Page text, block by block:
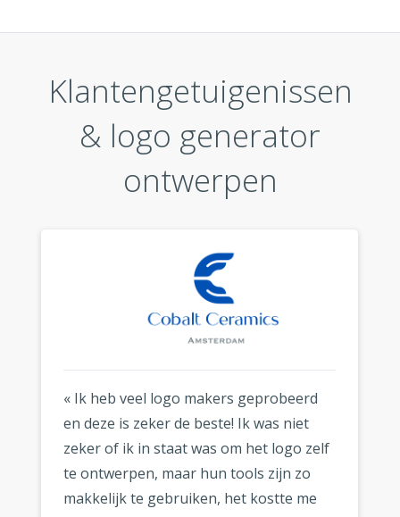
Klantengetuigenissen
& logo generator
ontwerpen
« Ik heb veel logo makers geprobeerd
en deze is zeker de beste! Ik was niet
zeker of ik in staat was om het logo zelf
te ontwerpen, maar hun tools zijn zo
makkelijk te gebruiken, het kostte me